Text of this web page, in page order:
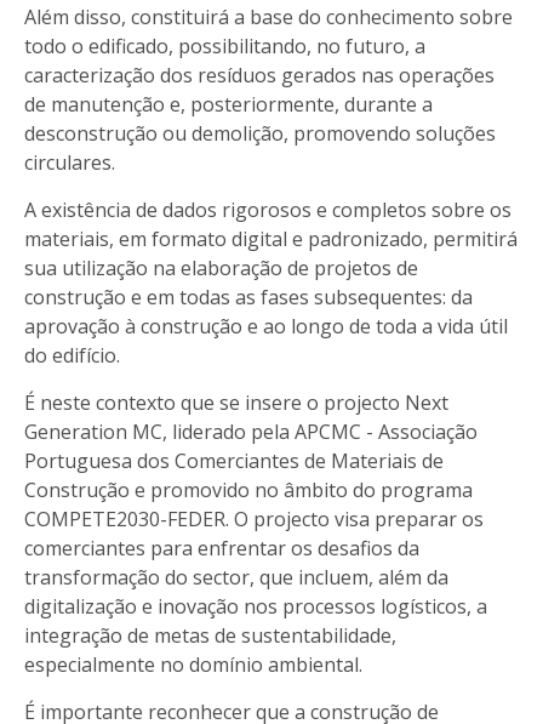
Além disso, constituirá a base do conhecimento sobre
todo o edificado, possibilitando, no futuro, a
caracterização dos resíduos gerados nas operações
de manutenção e, posteriormente, durante a
desconstrução ou demolição, promovendo soluções
circulares.
A existência de dados rigorosos e completos sobre os
materiais, em formato digital e padronizado, permitirá
sua utilização na elaboração de projetos de
construção e em todas as fases subsequentes: da
aprovação à construção e ao longo de toda a vida útil
do edifício.
É neste contexto que se insere o projecto Next
Generation MC, liderado pela APCMC - Associação
Portuguesa dos Comerciantes de Materiais de
Construção e promovido no âmbito do programa
COMPETE2030-FEDER. O projecto visa preparar os
comerciantes para enfrentar os desafios da
transformação do sector, que incluem, além da
digitalização e inovação nos processos logísticos, a
integração de metas de sustentabilidade,
especialmente no domínio ambiental.
É importante reconhecer que a construção de